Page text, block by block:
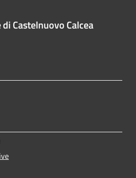
Castelnuovo Calcea